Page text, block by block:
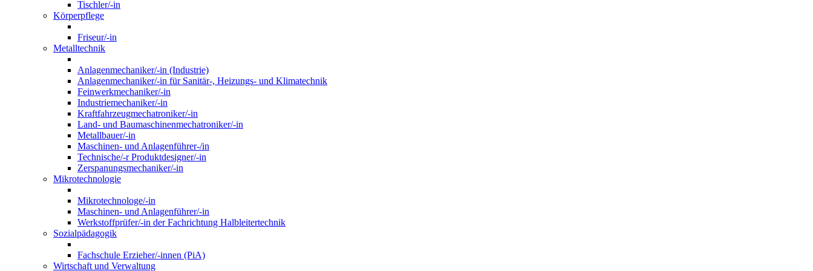
Tischler/-in
Körperpflege
Friseur/-in
Metalltechnik
Anlagenmechaniker/-in (Industrie)
Anlagenmechaniker/-in für Sanitär-, Heizungs- und Klimatechnik
Feinwerkmechaniker/-in
Industriemechaniker/-in
Kraftfahrzeugmechatroniker/-in
Land- und Baumaschinenmechatroniker/-in
Metallbauer/-in
Maschinen- und Anlagenführer-/in
Technische/-r Produktdesigner/-in
Zerspanungsmechaniker/-in
Mikrotechnologie
Mikrotechnologe/-in
Maschinen- und Anlagenführer/-in
Werkstoffprüfer/-in der Fachrichtung Halbleitertechnik
Sozialpädagogik
Fachschule Erzieher/-innen (PiA)
Wirtschaft und Verwaltung